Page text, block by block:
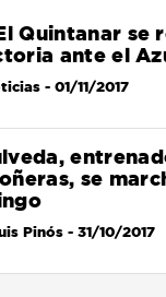
Quintanar se
ante el
- 01/11/2017
se
Pinós- 31/10/2017